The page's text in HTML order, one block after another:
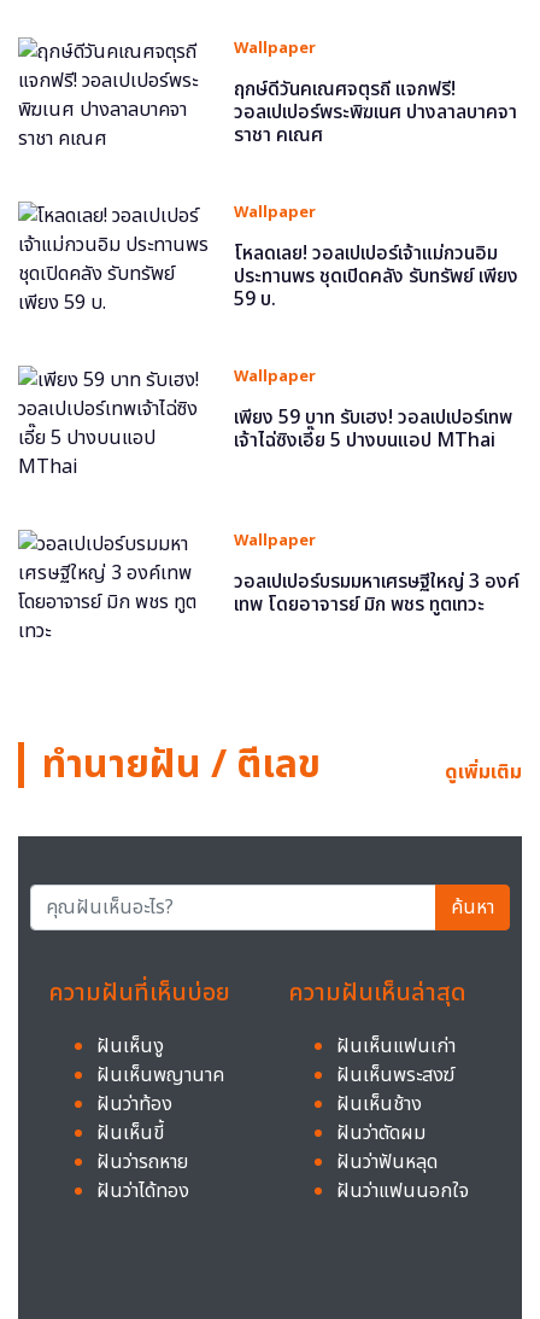
Wallpaper
ฤกษ์ดีวันคเณศจตุรถี แจกฟรี!
วอลเปเปอร์พระพิฆเนศ ปางลาลบาคจา
ราชา คเณศ
Wallpaper
โหลดเลย! วอลเปเปอร์เจ้าแม่กวนอิม
ประทานพร ชุดเปิดคลัง รับทรัพย์ เพียง
59 บ.
Wallpaper
เพียง 59 บาท รับเฮง! วอลเปเปอร์เทพ
เจ้าไฉ่ซิงเอี๊ย 5 ปางบนแอป MThai
Wallpaper
วอลเปเปอร์บรมมหาเศรษฐีใหญ่ 3 องค์
เทพ โดยอาจารย์ มิก พชร ทูตเทวะ
ทำนายฝัน / ตีเลข ดูเพิ่มเติม
ค้นหา
ความฝันที่เห็นบ่อย
ฝันเห็นงู
ฝันเห็นพญานาค
ฝันว่าท้อง
ฝันเห็นขี้
ฝันว่ารถหาย
ฝันว่าได้ทอง
ความฝันเห็นล่าสุด
ฝันเห็นแฟนเก่า
ฝันเห็นพระสงฆ์
ฝันเห็นช้าง
ฝันว่าตัดผม
ฝันว่าฟันหลุด
ฝันว่าแฟนนอกใจ